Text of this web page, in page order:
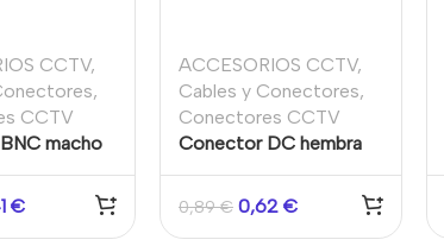
CCTV,
,
CCTV
macho
de CCTV
€
ACCESORIOS CCTV,
Cables y Conectores,
Conectores CCTV
Conector DC hembra
0,89€ 0,62 €